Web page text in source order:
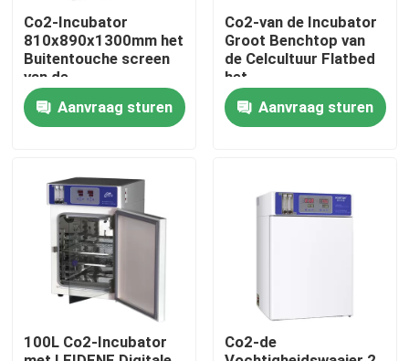
Thuis
Producten
Over ons
Co2-Incubator
810x890x1300mm het
Buitentouche screen
van de
Afmetingensensor
Aanvraag sturen
Co2-van de Incubator
Groot Benchtop van
de Celcultuur Flatbed
het
Laboratoriummateriaal
voor deAanvraag sturen
100L Co2-Incubator
Co2-de